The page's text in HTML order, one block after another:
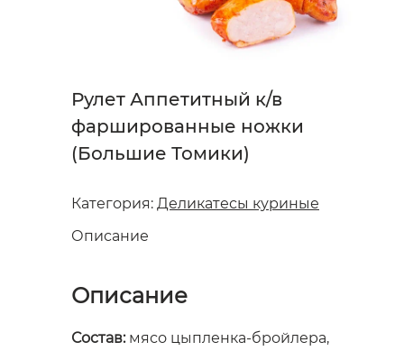
Рулет Аппетитный к/в
фаршированные ножки
(Большие Томики)
Категория: Деликатесы куриные
Описание
Описание
Состав:мясо цыпленка-бройлера,